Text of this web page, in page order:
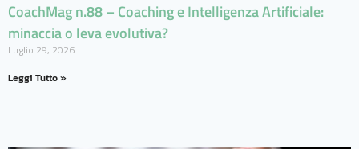
CoachMag n.88 – Coaching e Intelligenza Artificiale:
minaccia o leva evolutiva?
Luglio 29, 2026
Leggi Tutto »